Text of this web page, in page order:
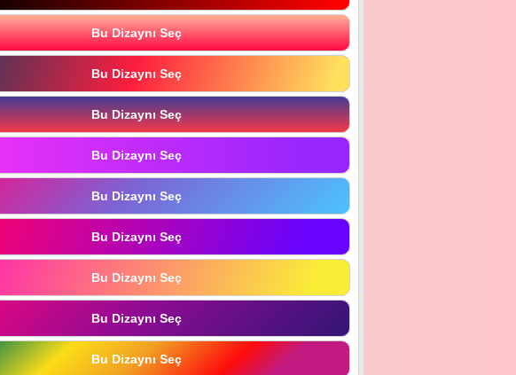
Bu Dizaynı Seç
Bu Dizaynı Seç
Bu Dizaynı Seç
Bu Dizaynı Seç
Bu Dizaynı Seç
Bu Dizaynı Seç
Bu Dizaynı Seç
Bu Dizaynı Seç
Bu Dizaynı Seç